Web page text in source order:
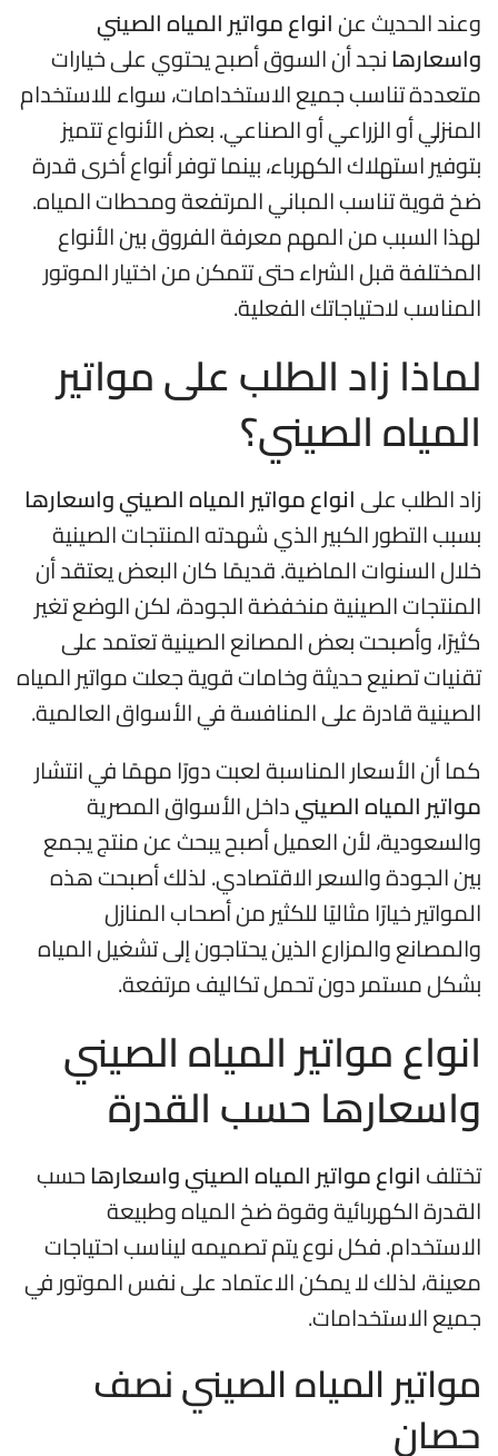
وعند الحديث عنانواع مواتير المياه الصيني
واسعارهانجد أن السوق أصبح يحتوي على خيارات
متعددة تناسب جميع الاستخدامات، سواء للاستخدام
المنزلي أو الزراعي أو الصناعي. بعض الأنواع تتميز
بتوفير استهلاك الكهرباء، بينما توفر أنواع أخرى قدرة
ضخ قوية تناسب المباني المرتفعة ومحطات المياه.
لهذا السبب من المهم معرفة الفروق بين الأنواع
المختلفة قبل الشراء حتى تتمكن من اختيار الموتور
المناسب لاحتياجاتك الفعلية.
لماذا زاد الطلب على مواتير
المياه الصيني؟
زاد الطلب علىانواع مواتير المياه الصيني واسعارها
بسبب التطور الكبير الذي شهدته المنتجات الصينية
خلال السنوات الماضية. قديمًا كان البعض يعتقد أن
المنتجات الصينية منخفضة الجودة، لكن الوضع تغير
كثيرًا، وأصبحت بعض المصانع الصينية تعتمد على
تقنيات تصنيع حديثة وخامات قوية جعلت مواتير المياه
الصينية قادرة على المنافسة في الأسواق العالمية.
كما أن الأسعار المناسبة لعبت دورًا مهمًا في انتشار
مواتير المياه الصينيداخل الأسواق المصرية
والسعودية، لأن العميل أصبح يبحث عن منتج يجمع
بين الجودة والسعر الاقتصادي. لذلك أصبحت هذه
المواتير خيارًا مثاليًا للكثير من أصحاب المنازل
والمصانع والمزارع الذين يحتاجون إلى تشغيل المياه
بشكل مستمر دون تحمل تكاليف مرتفعة.
انواع مواتير المياه الصيني
واسعارها حسب القدرة
تختلفانواع مواتير المياه الصيني واسعارهاحسب
القدرة الكهربائية وقوة ضخ المياه وطبيعة
الاستخدام. فكل نوع يتم تصميمه ليناسب احتياجات
معينة، لذلك لا يمكن الاعتماد على نفس الموتور في
جميع الاستخدامات.
مواتير المياه الصيني نصف
حصان